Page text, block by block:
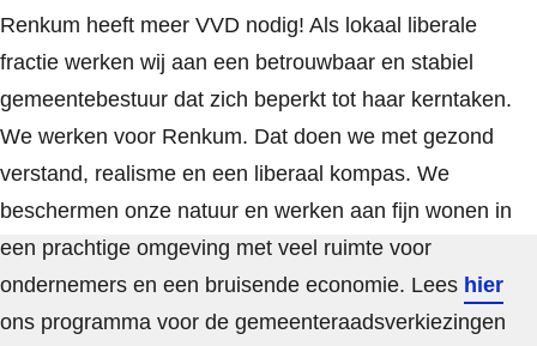
Renkum heeft meer VVD nodig! Als lokaal liberale
fractie werken wij aan een betrouwbaar en stabiel
gemeentebestuur dat zich beperkt tot haar kerntaken.
We werken voor Renkum. Dat doen we met gezond
verstand, realisme en een liberaal kompas. We
beschermen onze natuur en werken aan fijn wonen in
een prachtige omgeving met veel ruimte voor
ondernemers en een bruisende economie. Lees hier
ons programma voor de gemeenteraadsverkiezingen